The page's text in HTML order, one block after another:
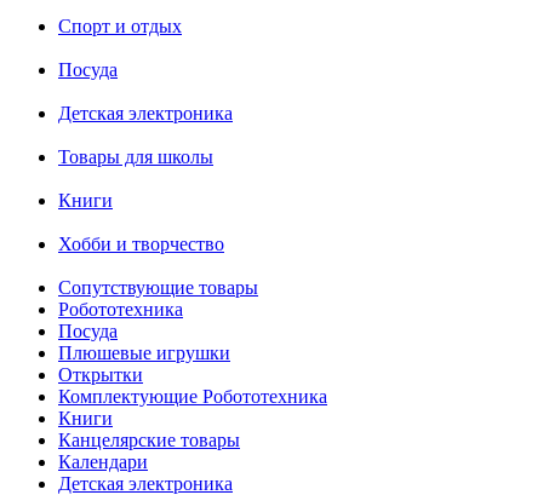
Спорт и отдых
Посуда
Детская электроника
Товары для школы
Книги
Хобби и творчество
Сопутствующие товары
Робототехника
Посуда
Плюшевые игрушки
Открытки
Комплектующие Робототехника
Книги
Канцелярские товары
Календари
Детская электроника